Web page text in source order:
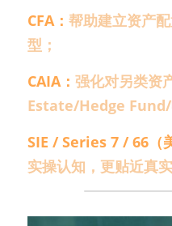
CFA： 帮助建立资产
型；
CAIA： 强化对另类资
Estate/Hedge Fund/
SIE / Series 7 / 66（
实操认知，更贴近真实